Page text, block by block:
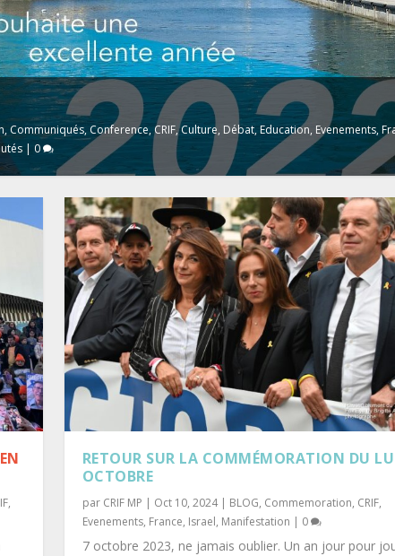
, Communiqués, Conference,CRIF,Culture, Débat,Education, Evenements,
| 0
,
RETOUR SUR LA COMMÉMORATION DU
OCTOBRE
par CRIF MP | Oct 10, 2024| BLOG, Commemoration, CRIF,
Evenements, France, Israel, Manifestation | 0
7 octobre 2023, ne jamais oublier. Un an jour pour